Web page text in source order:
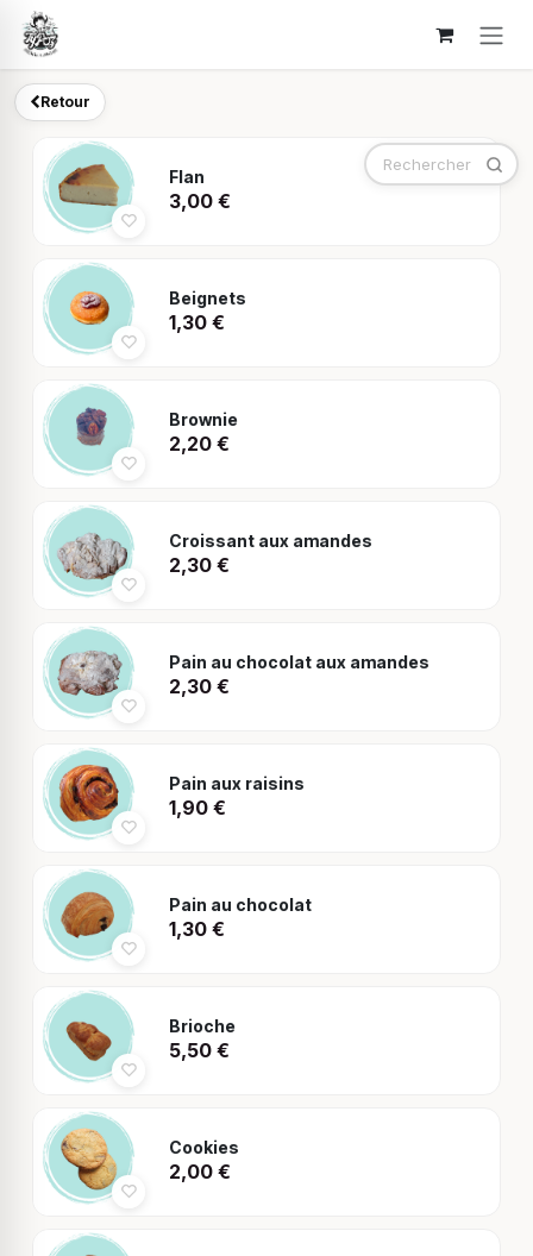
Se rendre au contenu
Retour
Flan
3,00 €
Beignets
1,30 €
Brownie
2,20 €
Croissant aux amandes
2,30 €
Pain au chocolat aux amandes
2,30 €
Pain aux raisins
1,90 €
Pain au chocolat
1,30 €
Brioche
5,50 €
Cookies
2,00 €